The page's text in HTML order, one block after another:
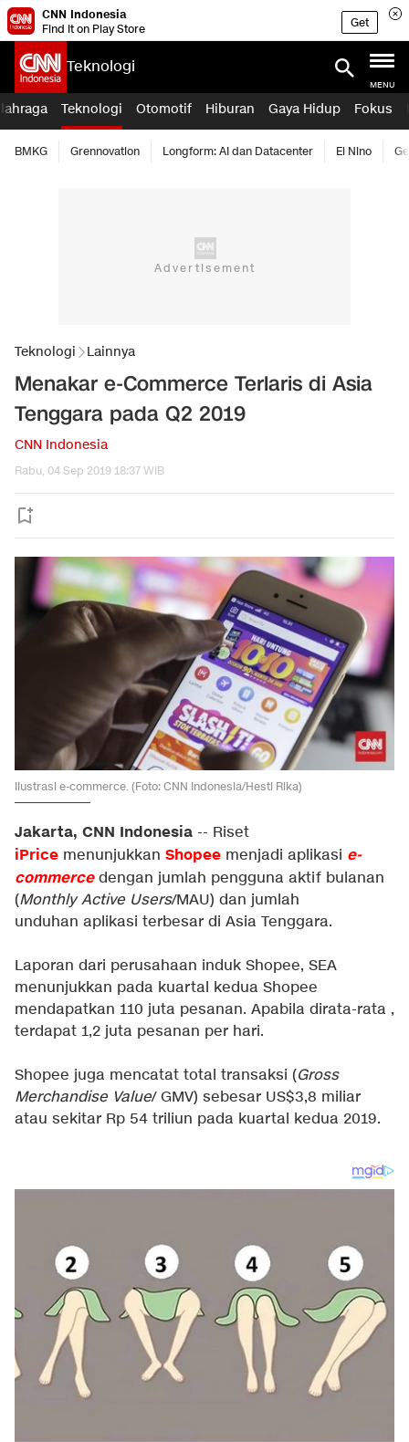
CNN Indonesia
Find it on Play Store
Get
Teknologi
MENU
Teknologi Otomotif Hiburan Gaya Hidup Fokus
BMKG Grennovation Longform: AI dan Datacenter El Nino
Teknologi Lainnya
Menakar e-Commerce Terlaris di Asia
Tenggara pada Q2 2019
CNN Indonesia
Rabu, 04 Sep 2019 18:37 WIB
Ilustrasi e-commerce. (Foto: CNN Indonesia/Hesti Rika)
Jakarta, CNN Indonesia -- Riset
iPrice menunjukkan Shopee menjadi aplikasi e-
commercedengan jumlah pengguna aktif bulanan
(Monthly Active Users/MAU) dan jumlah
unduhan aplikasi terbesar di Asia Tenggara.
Laporan dari perusahaan induk Shopee, SEA
menunjukkan pada kuartal kedua Shopee
mendapatkan 110 juta pesanan. Apabila dirata-rata ,
terdapat 1,2 juta pesanan per hari.
Shopee juga mencatat total transaksi (Gross
Merchandise Value/ GMV) sebesar US$3,8 miliar
atau sekitar Rp 54 triliun pada kuartal kedua 2019.